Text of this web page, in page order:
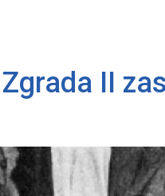
Zgrada II